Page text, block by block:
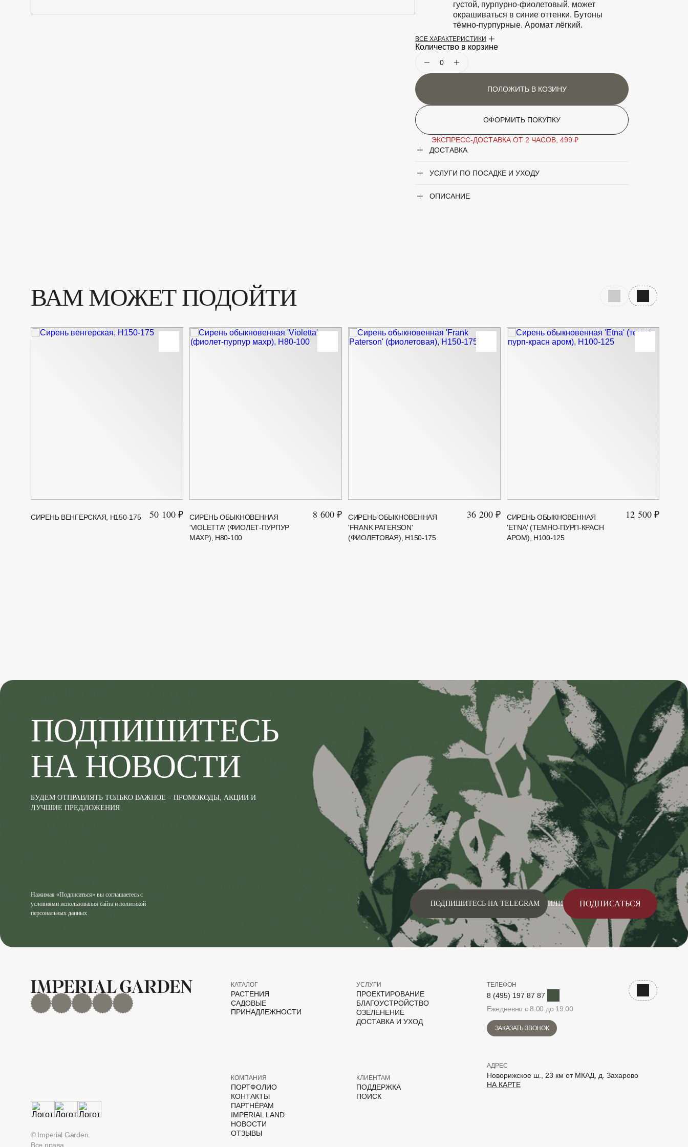
густой, пурпурно-фиолетовый, может
окрашиваться в синие оттенки. Бутоны
тёмно-пурпурные. Аромат лёгкий.
Особенности Солнцелюбива, но может расти в
суглинистые почвы со слабокислой или
слабощелочной реакцией. Не терпит
Крупногабаритный товар Нет
Цвет цветка
ВСЕ ХАРАКТЕРИСТИКИ
Количество в корзине
ПОЛОЖИТЬ В КОЗИНУ
ОФОРМИТЬ ПОКУПКУ
ЭКСПРЕСС-ДОСТАВКА ОТ 2 ЧАСОВ, 499 ₽
ДОСТАВКА
УСЛУГИ ПО ПОСАДКЕ И УХОДУ
ОПИСАНИЕ
ВАМ МОЖЕТ ПОДОЙТИ Предыдущий слайд
Следующий
СИРЕНЬ ВЕНГЕРСКАЯ, H150-175 50 100 ₽
СИРЕНЬ ОБЫКНОВЕННАЯ
'VIOLETTA' (ФИОЛЕТ-ПУРПУР
МАХР), H80-100
8 600 ₽
СИРЕНЬ ОБЫКНОВЕННАЯ
'FRANK PATERSON'
(ФИОЛЕТОВАЯ), H150-175
36 200 ₽
СИРЕНЬ ОБЫКНОВЕННАЯ
'ETNA' (ТЕМНО-ПУРП-КРАСН
АРОМ), H100-125
12 500 ₽
ПОДПИШИТЕСЬ
НА НОВОСТИ
БУДЕМ ОТПРАВЛЯТЬ ТОЛЬКО ВАЖНОЕ – ПРОМОКОДЫ, АКЦИИ И
ЛУЧШИЕ ПРЕДЛОЖЕНИЯ
Нажимая «Подписаться» вы соглашаетесь с
условиями использования сайта и политикой
персональных данных
ПОДПИШИТЕСЬ НА TELEGRAM ИЛИ ПОДПИСАТЬСЯ
MAX Дзен YouTuberutubeTelegram
КАТАЛОГ
РАСТЕНИЯ
САДОВЫЕ
ПРИНАДЛЕЖНОСТИ
УСЛУГИ
ПРОЕКТИРОВАНИЕ
БЛАГОУСТРОЙСТВО
ОЗЕЛЕНЕНИЕ
ДОСТАВКА И УХОД
КОМПАНИЯ
ПОРТФОЛИО
КОНТАКТЫ
ПАРТНЁРАМ
IMPERIAL LAND
НОВОСТИ
ОТЗЫВЫ
КЛИЕНТАМ
ПОДДЕРЖКА
ПОИСК
АДРЕС
Новорижское ш., 23 км от МКАД, д. Захарово
НА КАРТЕ
ТЕЛЕФОН
8 (495) 197 87 87
Ежедневно с 8:00 до 19:00
ЗАКАЗАТЬ ЗВОНОК
Наверх
© Imperial Garden.
Все права